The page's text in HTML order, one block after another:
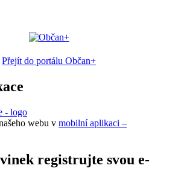
Přejít do portálu Občan+
webu v mobilní aplikaci –
registrujte svou e-